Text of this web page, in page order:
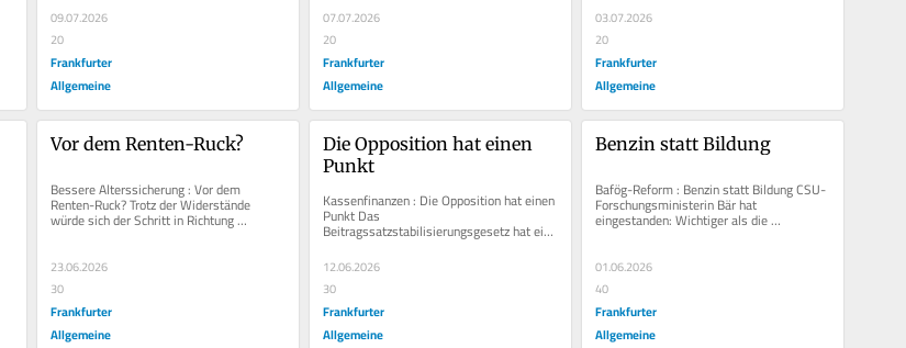
09.07.2026
20
Frankfurter
Allgemeine
07.07.2026
20
Frankfurter
Allgemeine
03.07.2026
20
Frankfurter
Allgemeine
Vor dem Renten-Ruck?
Bessere Alterssicherung : Vor dem
Renten-Ruck? Trotz der Widerstände
würde sich der Schritt in Richtung
verpflichtender Kapitalrente auszahlen.
23.06.2026
30
Frankfurter
Allgemeine
Die Opposition hat einen
Punkt
Kassenfinanzen : Die Opposition hat einen
Punkt Das
Beitragssatzstabilisierungsgesetz hat eine
Unwucht. Die Koalition muss sie
beseitigen. Der...
12.06.2026
30
Frankfurter
Allgemeine
Benzin statt Bildung
Bafög-Reform : Benzin statt Bildung CSU-
Forschungsministerin Bär hat
eingestanden: Wichtiger als die
Bildungsförderung ist dieser schwarz-
01.06.2026
40
Frankfurter
Allgemeine